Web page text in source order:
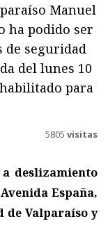
Manuel
ha podido ser
de seguridad
del lunes 10
para
5805 visitas
deslizamiento
España,
Valparaíso y